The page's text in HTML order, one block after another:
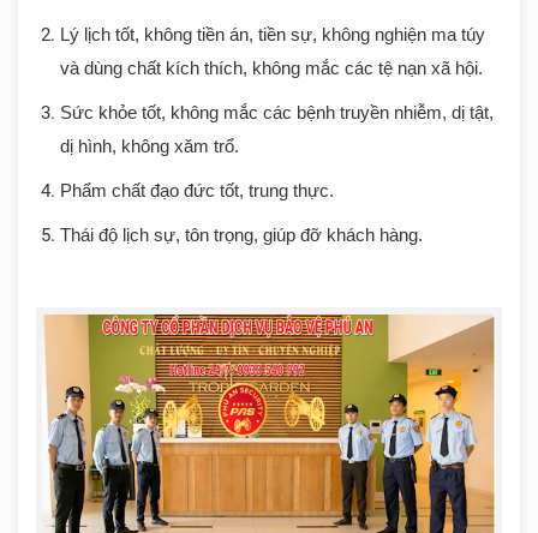
Lý lịch tốt, không tiền án, tiền sự, không nghiện ma túy
và dùng chất kích thích, không mắc các tệ nạn xã hội.
Sức khỏe tốt, không mắc các bệnh truyền nhiễm, dị tật,
dị hình, không xăm trổ.
Phẩm chất đạo đức tốt, trung thực.
Thái độ lịch sự, tôn trọng, giúp đỡ khách hàng.